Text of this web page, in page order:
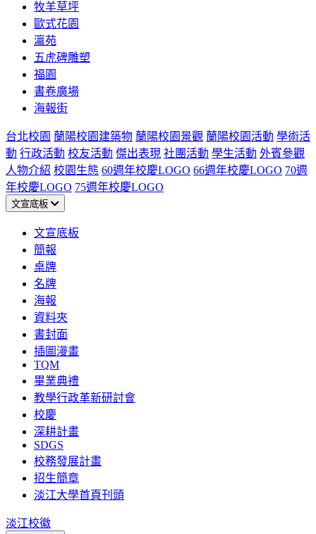
牧羊草坪
歐式花園
瀛苑
五虎碑雕塑
福園
書卷廣場
海報街
台北校園 蘭陽校園建築物 蘭陽校園景觀 蘭陽校園活動 學術活
動 行政活動 校友活動 傑出表現 社團活動 學生活動 外賓參觀
人物介紹 校園生態 60週年校慶LOGO 66週年校慶LOGO 70週
年校慶LOGO 75週年校慶LOGO
文宣底板
文宣底板
簡報
桌牌
名牌
海報
資料夾
書封面
插圖漫畫
TQM
畢業典禮
教學行政革新研討會
校慶
深耕計畫
SDGS
校務發展計畫
招生簡章
淡江大學首頁刊頭
淡江校徽